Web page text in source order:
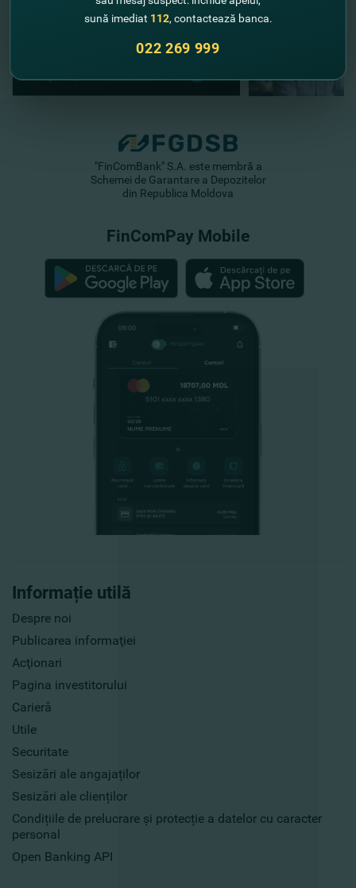
Informație utilă
Despre noi
Publicarea informaţiei
Acţionari
Pagina investitorului
Carieră
Utile
Securitate
Sesizări ale angajaților
Sesizări ale clienților
Condițiile de prelucrare și protecție a datelor cu caracter
personal
Open Banking API
"FinComBank" S.A. este membră a
Schemei de Garantare a Depozitelor
din Republica Moldova
FinComPay Mobile
sună imediat 112, contactează banca.
022 269 999